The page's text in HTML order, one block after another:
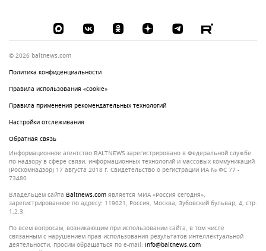
© 2026 baltnews.com
Политика конфиденциальности
Правила использования «cookie»
Правила применения рекомендательных технологий
Настройки отслеживания
Обратная связь
Информационное агентство BALTNEWS зарегистрировано в Федеральной службе
по надзору в сфере связи, информационных технологий и массовых коммуникаций
(Роскомнадзор) 17 августа 2018 г. Свидетельство о регистрации ИА № ФС 77 -
73480
Владельцем сайта
baltnews.com является МИА «Россия сегодня»,
зарегистрированное по адресу: 119021, Россия, Москва, Зубовский бульвар, 4, стр.
1,2.3.
По всем вопросам, возникающим при использовании сайта, в том числе
связанным с нарушением прав использования результатов интеллектуальной
деятельности, просим обращаться по e-mail: info@baltnews.com